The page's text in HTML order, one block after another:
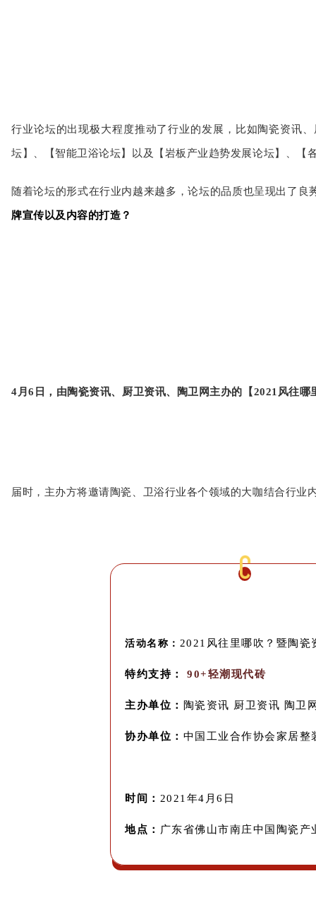
行业论坛的出现极大程度推动了行业的发展，比如陶瓷资讯
坛】 、【智能卫浴论坛】以及【岩板产业趋势发展论坛】、【
随着论坛的形式在行业内越来越多，论坛的品质也呈现出了良
牌宣传以及内容的打造？
4月6日，由陶瓷资讯、厨卫资讯、陶卫网主办的【2021风往
届时，主办方将邀请陶瓷、卫浴行业各个领域的大咖结合行业
活动名称： 2021风往里哪吹？暨陶
特约支持： 90+轻潮现代砖
主办单位： 陶瓷资讯 厨卫资讯 陶卫
协办单位： 中国工业合作协会家居
时间： 2021年4月6日
地点： 广东省佛山市南庄中国陶瓷